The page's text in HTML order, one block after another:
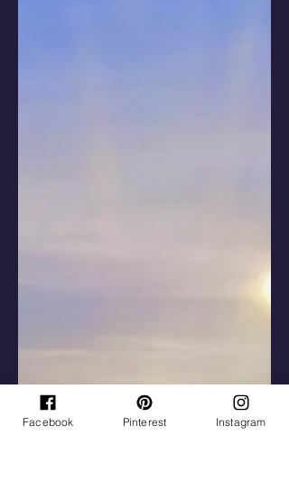
Facebook Pinterest Instagram